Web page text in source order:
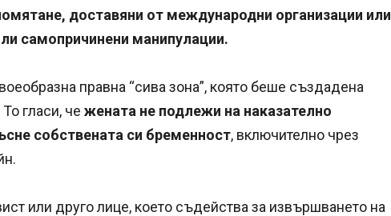
доставяни от международни организации или
самопричинени манипулации.
правна “сива зона”, която беше създадена
гласи, че жената не подлежи на наказателно
собствената си бременност, включително чрез
или друго лице, което съдейства за извършването на